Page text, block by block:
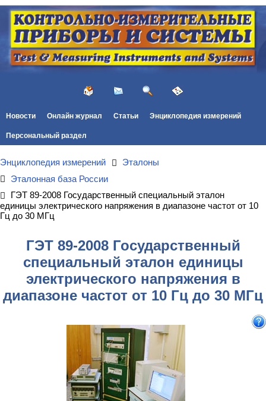
Новости Онлайн журнал Статьи Энциклопедия измерений
Персональный раздел
Энциклопедия измерений
Эталоны
Эталонная база России
ГЭТ 89-2008 Государственный специальный эталон
единицы электрического напряжения в диапазоне частот от 10
Гц до 30 МГц
ГЭТ 89-2008 Государственный
специальный эталон единицы
электрического напряжения в
диапазоне частот от 10 Гц до 30 МГц